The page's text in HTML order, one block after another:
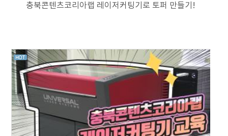
충북콘텐츠코리아랩 레이저커팅기로 토퍼 만들기!